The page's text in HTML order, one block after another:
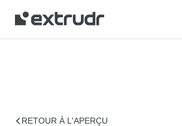
RETOUR À L'APERÇU